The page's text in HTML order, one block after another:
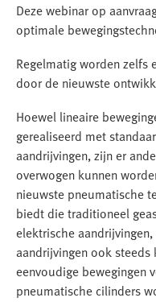
Deze webinar op
optimale
Regelmatig worden zelfs
door de nieuwste
Hoewel lineaire
gerealiseerd met
aandrijvingen, zijn er
overwogen kunnen
nieuwste pneumatische
biedt die traditioneel
elektrische
aandrijvingen ook steeds
eenvoudige bewegingen
pneumatische cilinders